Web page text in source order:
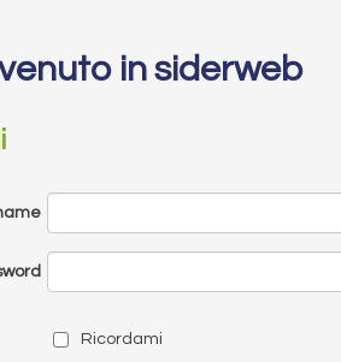
in siderweb
Ricordami